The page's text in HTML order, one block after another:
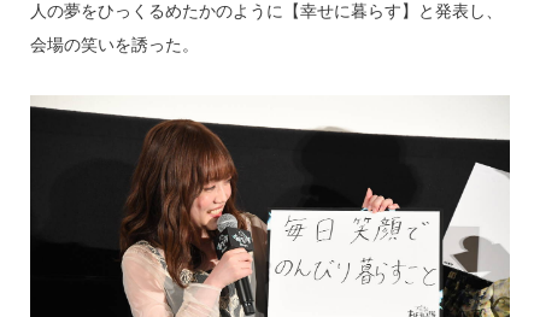
人の夢をひっくるめたかのように【幸せに暮らす】と発表し、
会場の笑いを誘った。